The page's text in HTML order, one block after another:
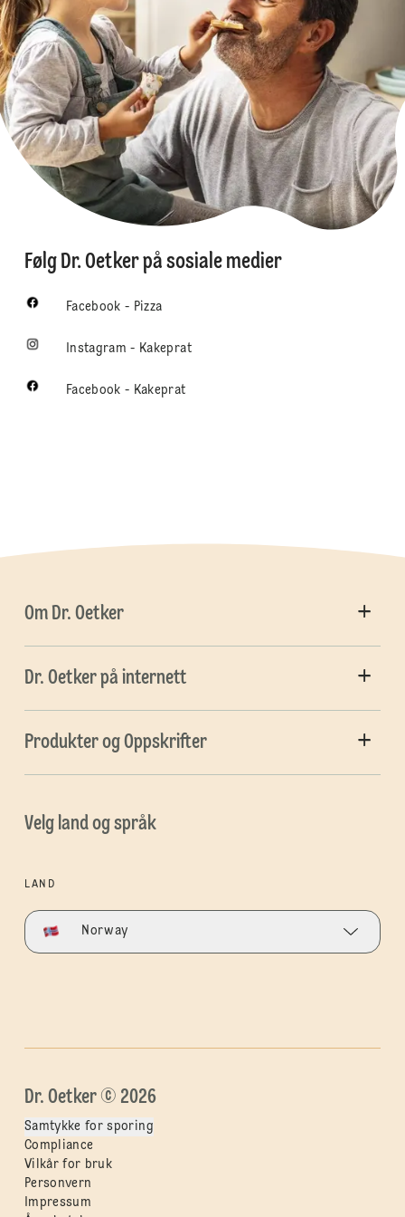
Følg Dr. Oetker på sosiale medier
Facebook - Pizza
Instagram - Kakeprat
Facebook - Kakeprat
Om Dr. Oetker
Dr. Oetker på internett
Produkter og Oppskrifter
Velg land og språk
LAND
Norway
Dr. Oetker © 2026
Samtykke for sporing
Compliance
Vilkår for bruk
Personvern
Impressum